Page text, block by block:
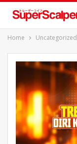
Home Uncategorized